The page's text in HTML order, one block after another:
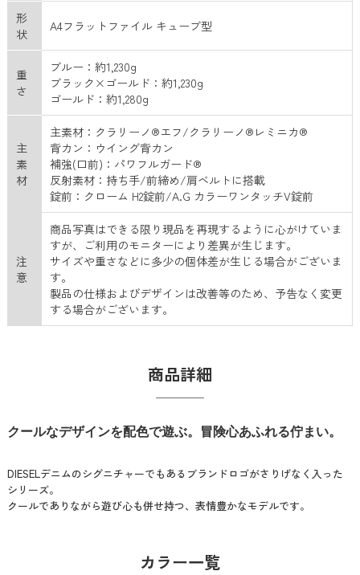
形
状
A4フラットファイル キューブ型
重
さ
ブルー：約1,230g
ブラック×ゴールド：約1,230g
ゴールド：約1,280g
主
素
材
主素材：クラリーノ®エフ/クラリーノ®レミニカ®
背カン：ウイング背カン
補強(口前)：パワフルガード®
反射素材：持ち手/前締め/肩ベルトに搭載
錠前：クローム H2錠前/A.G カラーワンタッチV錠前
注
意
商品写真はできる限り現品を再現するように心がけていま
すが、ご利用のモニターにより差異が生じます。
サイズや重さなどに多少の個体差が生じる場合がございま
す。
製品の仕様およびデザインは改善等のため、予告なく変更
する場合がございます。
商品詳細
クールなデザインを配色で遊ぶ。冒険心あふれる佇まい。
DIESELデニムのシグニチャーでもあるブランドロゴがさりげなく入った
シリーズ。
クールでありながら遊び心も併せ持つ、表情豊かなモデルです。
カラー一覧